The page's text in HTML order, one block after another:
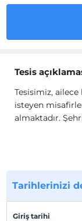
Tesis
Tesisimiz,
isteyen
almaktadır.
bulunan
ortam
Apart içerisinde,
Tarihlerinizi
Giriş tarihi